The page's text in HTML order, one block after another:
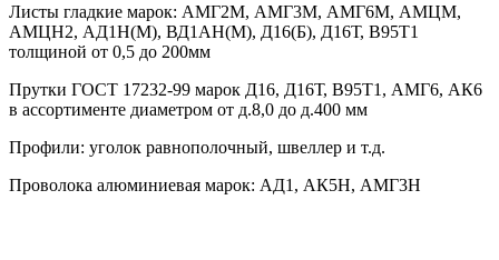
Листы гладкие марок: АМГ2М, АМГ3М, АМГ6М, АМЦМ,
АМЦН2, АД1Н(М), ВД1АН(М), Д16(Б), Д16Т, В95Т1
толщиной от 0,5 до 200мм
Прутки ГОСТ 17232-99 марок Д16, Д16Т, В95Т1, АМГ6, АК6
в ассортименте диаметром от д.8,0 до д.400 мм
Профили: уголок равнополочный, швеллер и т.д.
Проволока алюминиевая марок: АД1, АК5Н, АМГ3Н